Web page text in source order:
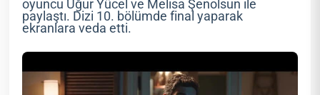
oyuncu Uğur Yücel ve Melisa Şenolsun ile
paylaştı. Dizi 10. bölümde final yaparak
ekranlara veda etti.